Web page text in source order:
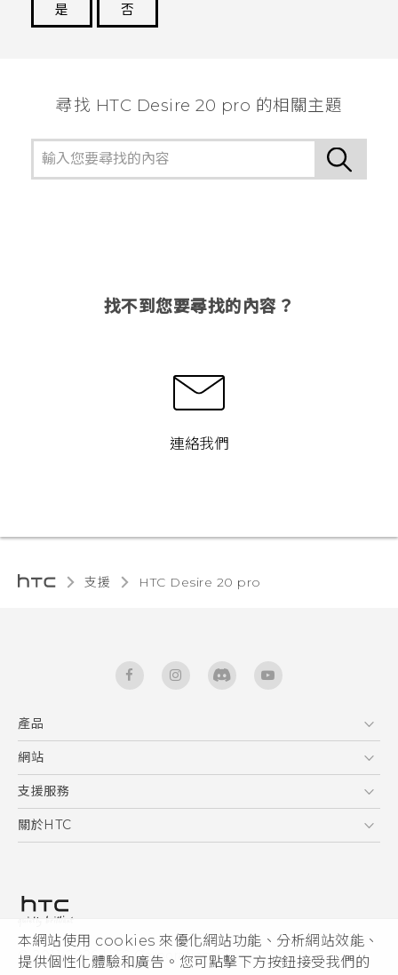
本網站使用 cookies 來優化網站功能、分析網站效能、
提供個性化體驗和廣告。您可點擊下方按鈕接受我們的
是
否
尋找 ‎HTC Desire 20 pro 的相關主題
找不到您要尋找的內容？
連絡我們
支援 ‎HTC Desire 20 pro‎
產品
5G
智能手機
區塊鍊手機
網站
HTC Dev
HTC Research
支援服務
服務中心
關於HTC
私隱政策
產品安全
加入HTC
© 2011-2026 HTC Corporation